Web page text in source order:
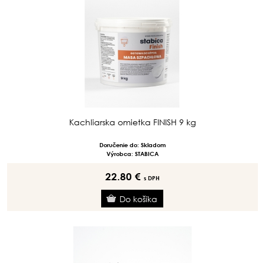
Kachliarska omietka FINISH 9 kg
Doručenie do: Skladom
Výrobca: STABICA
22.80 € s DPH